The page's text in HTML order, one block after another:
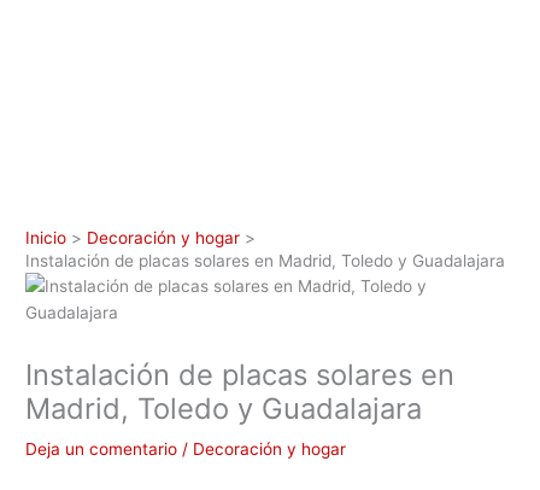
Inicio
Decoración y hogar
Instalación de placas solares en Madrid, Toledo y Guadalajara
Instalación de placas solares en
Madrid, Toledo y Guadalajara
Deja un comentario / Decoración y hogar